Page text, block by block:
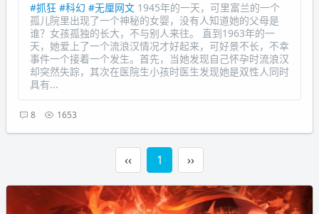
#抓狂 #科幻 #无厘网文 1945年的一天，可里富兰的一个
孤儿院里出现了一个神秘的女婴，没有人知道她的父母是
谁？女孩孤独的长大，不与别人来往。 直到1963年的一
天，她爱上了一个流浪汉情况才好起来，可好景不长，不幸
事件一个接着一个发生。首先，当她发现自己怀孕时流浪汉
却突然失踪，其次在医院生小孩时医生发现她是双性人同时
具有...
8 1653
‹‹ 1 ››